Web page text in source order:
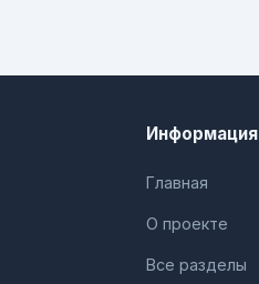
Информация
Главная
О проекте
Все разделы